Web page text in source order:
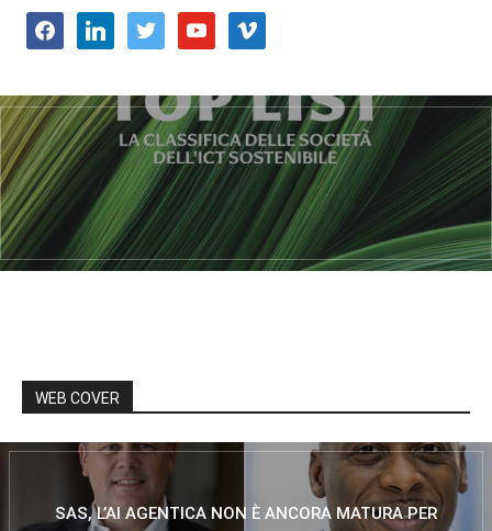
facebooklinkedin twitter youtube vimeo
WEB COVER
SAS, L’AI AGENTICA NON È ANCORA MATURA PER